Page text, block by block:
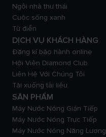
Ngôi nhà thư thái
Cuộc sống xanh
Từ điển
DỊCH VỤ KHÁCH HÀNG
Đăng kí bảo hành online
Hội Viên Diamond Club
Liên Hệ Với Chúng Tôi
Tải xuống tài liệu
SẢN PHẨM
Máy Nước Nóng Gián Tiếp
Máy Nước Nóng Trực Tiếp
Máy Nước Nóng Năng Lượng